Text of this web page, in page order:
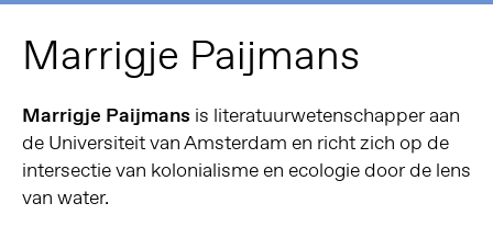
Marrigje Paijmans
Marrigje Paijmans is literatuurwetenschapper aan
de Universiteit van Amsterdam en richt zich op de
intersectie van kolonialisme en ecologie door de lens
van water.